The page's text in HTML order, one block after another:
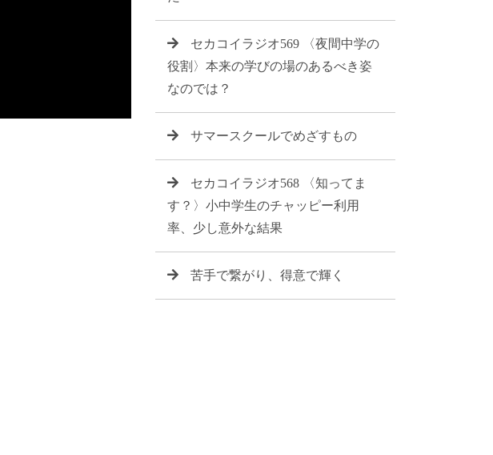
セカコイラジオ569 〈夜間中学の
役割〉本来の学びの場のあるべき姿
なのでは？
サマースクールでめざすもの
セカコイラジオ568 〈知ってま
す？〉小中学生のチャッピー利用
率、少し意外な結果
苦手で繋がり、得意で輝く